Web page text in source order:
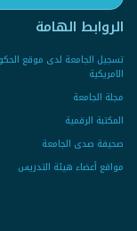
الروابط الهامة
تسجيل الجامعة لدى موقع
الامريكية
مجلة الجامعة
المكتبة الرقمية
صحيفة صدى الجامعة
مواقع أعضاء هيئة التدريس